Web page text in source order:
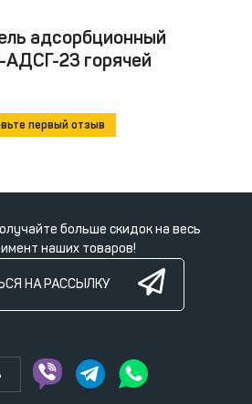
адсорбционный
23 горячей
первый отзыв
больше скидок на весь
наших товаров!
НА РАССЫЛКУ